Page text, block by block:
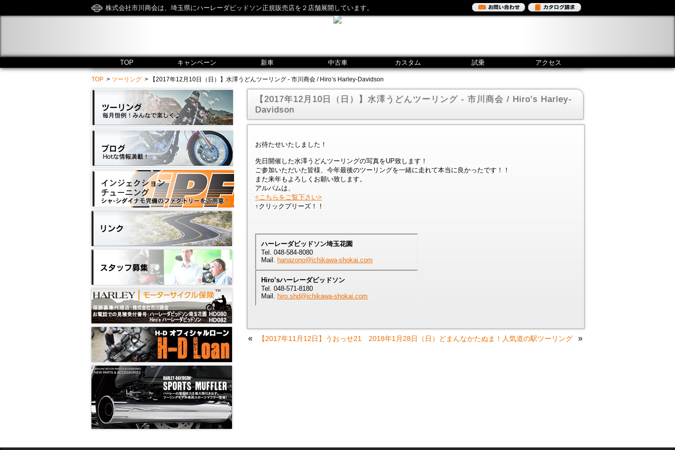
株式会社市川商会は、埼玉県にハーレーダビッドソン正規販売店を２店舗展開しています。
TOP キャンペーン 新車 中古車 カスタム 試乗 アクセス
TOP > ツーリング > 【2017年12月10日（日）】水澤うどんツーリング - 市川商会 / Hiro’s Harley-Davidson
【2017年12月10日（日）】水澤うどんツーリング - 市川商会 / Hiro’s Harley-
Davidson
お待たせいたしました！
先日開催した水澤うどんツーリングの写真をUP致します！
ご参加いただいた皆様、今年最後のツーリングを一緒に走れて本当に良かったです！！
また来年もよろしくお願い致します。
アルバムは、
<こちらをご覧下さい>
↑クリックプリーズ！！
ハーレーダビッドソン埼玉花園
Tel. 048-584-8080
Mail. hanazono@ichikawa-shokai.com
Hiro’sハーレーダビッドソン
Tel. 048-571-8180
Mail. hiro.shd@ichikawa-shokai.com
« 【2017年11月12日】うおっせ21 2018年1月28日（日）どまんなかたぬま！人気道の駅ツーリング »